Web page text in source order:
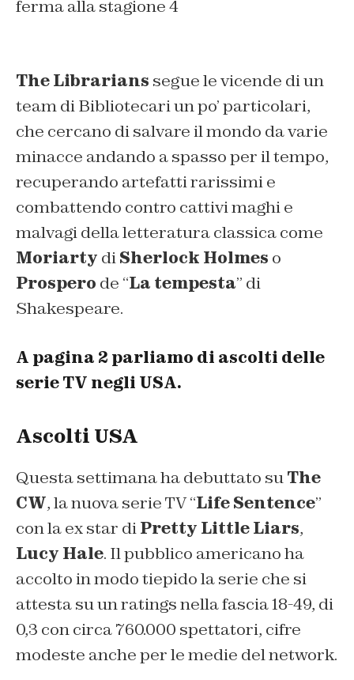
ferma alla stagione 4
The Librarians segue le vicende di un
team di Bibliotecari un po’ particolari,
che cercano di salvare il mondo da varie
minacce andando a spasso per il tempo,
recuperando artefatti rarissimi e
combattendo contro cattivi maghi e
malvagi della letteratura classica come
Moriarty diSherlock Holmes o
Prospero de “La tempesta” di
Shakespeare.
A pagina 2 parliamo di ascolti delle
serie TV negli USA.
Ascolti USA
Questa settimana ha debuttato suThe
CW, la nuova serie TV “Life Sentence”
con la ex star diPretty Little Liars,
Lucy Hale. Il pubblico americano ha
accolto in modo tiepido la serie che si
attesta su un ratings nella fascia 18-49, di
0,3 con circa 760.000 spettatori, cifre
modeste anche per le medie del network.